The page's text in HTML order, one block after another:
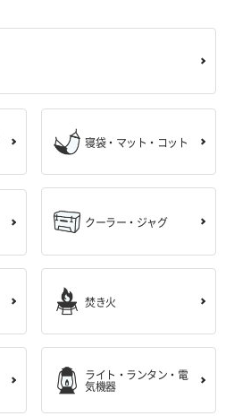
寝袋・マット・コット
クーラー・ジャグ
焚き火
ライト・ランタン・電
気機器